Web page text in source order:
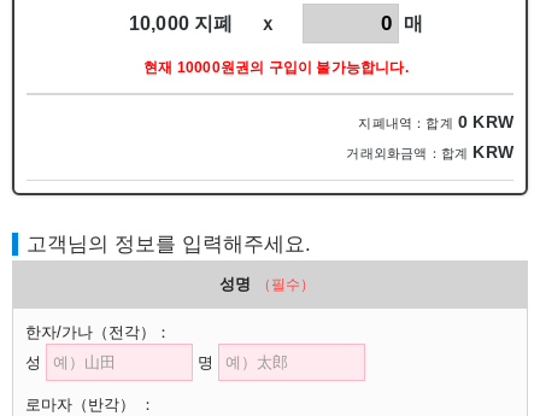
10,000 지폐 ｘ 매
현재 10000원권의 구입이 불가능합니다.
지폐내역：합계 0 KRW
거래외화금액：합계 KRW
고객님의 정보를 입력해주세요.
성명 （필수）
한자/가나 （전각）
：
성
명
로마자 （반각）
：